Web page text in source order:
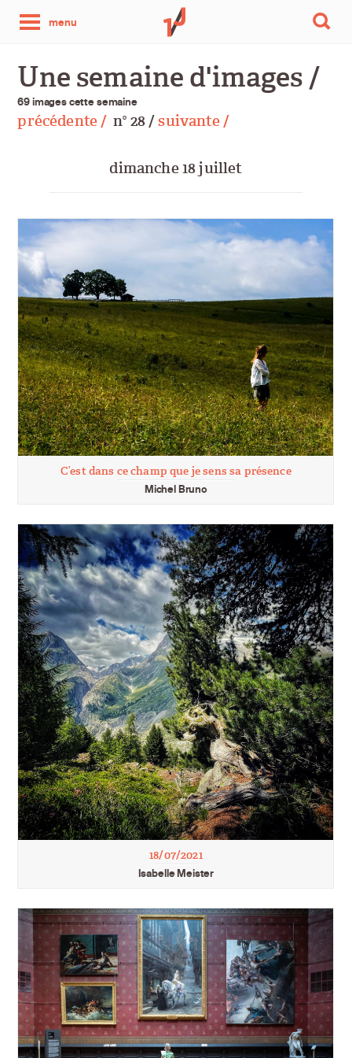
menu
photo
par
jour
Une semaine d'images /
69 images cette semaine
précédente / no 28 /suivante /
dimanche 18 juillet
C’est dans ce champ que je sens sa présence
Michel Bruno
18/07/2021
Isabelle Meister